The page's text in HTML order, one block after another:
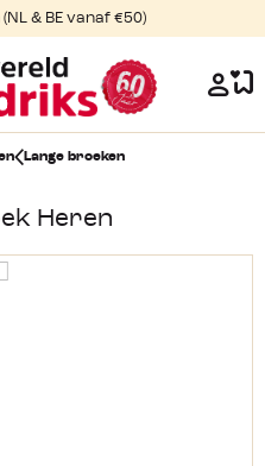
(NL & BE vanaf €50)
Lange broeken
Heren